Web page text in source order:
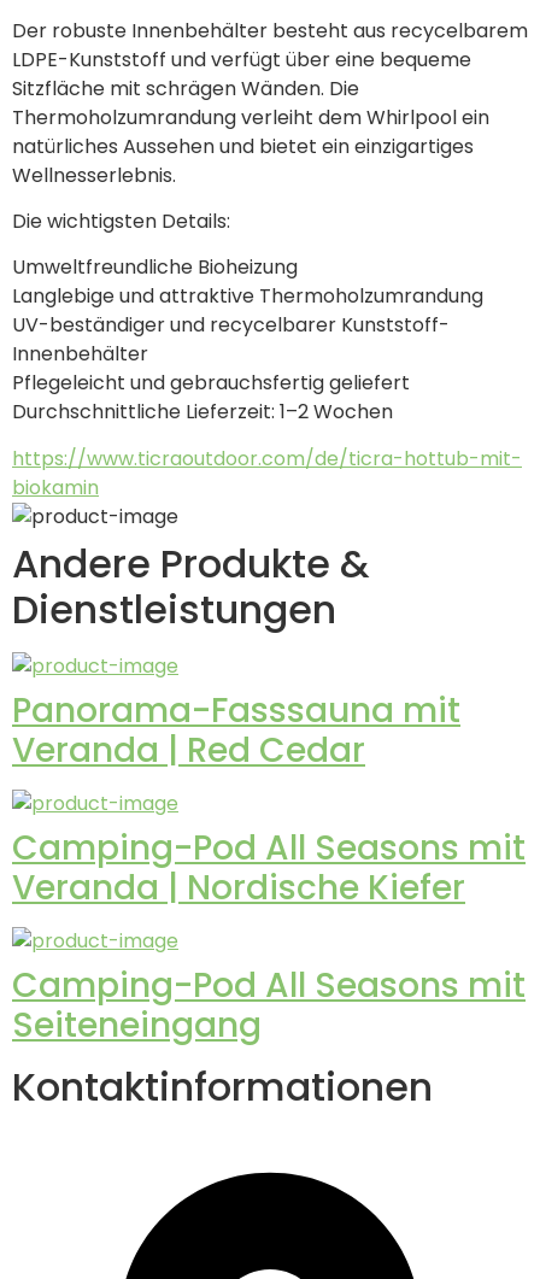
Der robuste Innenbehälter besteht aus recycelbarem
LDPE-Kunststoff und verfügt über eine bequeme
Sitzfläche mit schrägen Wänden. Die
Thermoholzumrandung verleiht dem Whirlpool ein
natürliches Aussehen und bietet ein einzigartiges
Wellnesserlebnis.
Die wichtigsten Details:
Umweltfreundliche Bioheizung
Langlebige und attraktive Thermoholzumrandung
UV-beständiger und recycelbarer Kunststoff-
Innenbehälter
Pflegeleicht und gebrauchsfertig geliefert
Durchschnittliche Lieferzeit: 1–2 Wochen
https://www.ticraoutdoor.com/de/ticra-hottub-mit-
biokamin
Andere Produkte &
Dienstleistungen
Panorama-Fasssauna mit
Veranda | Red Cedar
Camping-Pod All Seasons mit
Veranda | Nordische Kiefer
Camping-Pod All Seasons mit
Seiteneingang
Kontaktinformationen